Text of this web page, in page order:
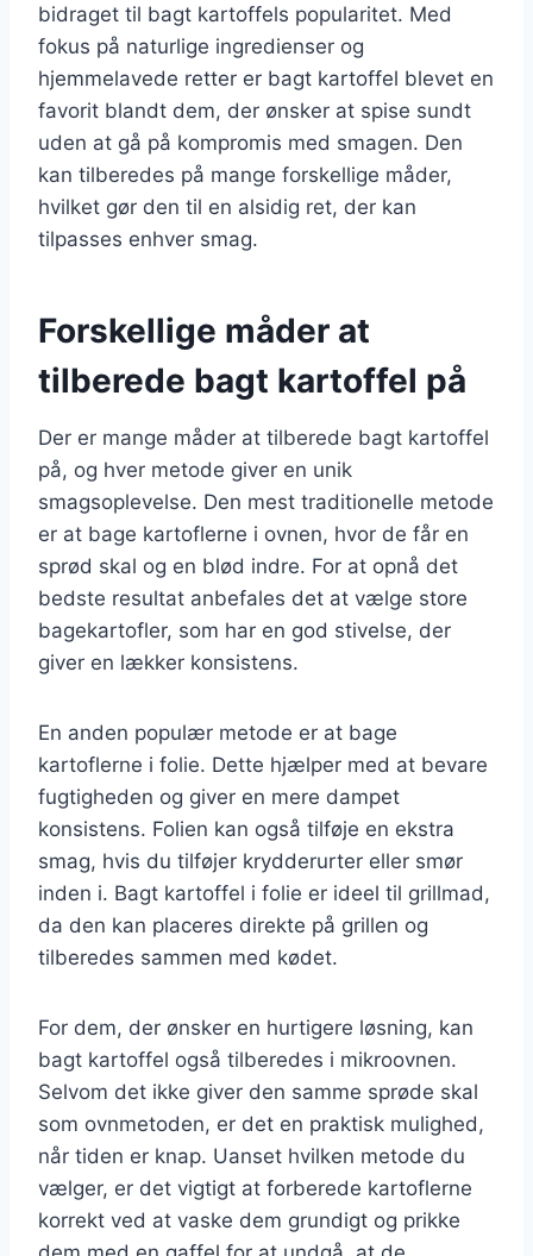
bidraget til bagt kartoffels popularitet. Med
fokus på naturlige ingredienser og
hjemmelavede retter er bagt kartoffel blevet en
favorit blandt dem, der ønsker at spise sundt
uden at gå på kompromis med smagen. Den
kan tilberedes på mange forskellige måder,
hvilket gør den til en alsidig ret, der kan
tilpasses enhver smag.
Forskellige måder at
tilberede bagt kartoffel på
Der er mange måder at tilberede bagt kartoffel
på, og hver metode giver en unik
smagsoplevelse. Den mest traditionelle metode
er at bage kartoflerne i ovnen, hvor de får en
sprød skal og en blød indre. For at opnå det
bedste resultat anbefales det at vælge store
bagekartofler, som har en god stivelse, der
giver en lækker konsistens.
En anden populær metode er at bage
kartoflerne i folie. Dette hjælper med at bevare
fugtigheden og giver en mere dampet
konsistens. Folien kan også tilføje en ekstra
smag, hvis du tilføjer krydderurter eller smør
inden i. Bagt kartoffel i folie er ideel til grillmad,
da den kan placeres direkte på grillen og
tilberedes sammen med kødet.
For dem, der ønsker en hurtigere løsning, kan
bagt kartoffel også tilberedes i mikroovnen.
Selvom det ikke giver den samme sprøde skal
som ovnmetoden, er det en praktisk mulighed,
når tiden er knap. Uanset hvilken metode du
vælger, er det vigtigt at forberede kartoflerne
korrekt ved at vaske dem grundigt og prikke